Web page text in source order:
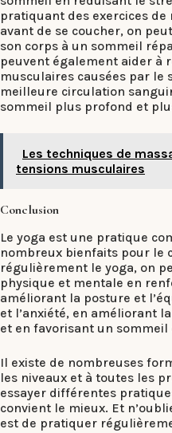
pratiquant des exercices
avant de se coucher, on
son corps à un sommeil
peuvent également aider à
musculaires causées par le
meilleure circulation
sommeil plus profond et
Les techniques de
tensions musculaires
Conclusion
Le yoga est une pratique
nombreux bienfaits pour le
régulièrement le yoga, on
physique et mentale en
améliorant la posture et
et l’anxiété, en améliorant
et en favorisant un
Il existe de nombreuses
les niveaux et à toutes les
essayer différentes
convient le mieux. Et
est de pratiquer